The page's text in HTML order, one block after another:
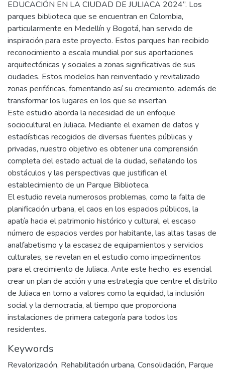
EDUCACIÓN EN LA CIUDAD DE JULIACA 2024”. Los
parques biblioteca que se encuentran en Colombia,
particularmente en Medellín y Bogotá, han servido de
inspiración para este proyecto. Estos parques han recibido
reconocimiento a escala mundial por sus aportaciones
arquitectónicas y sociales a zonas significativas de sus
ciudades. Estos modelos han reinventado y revitalizado
zonas periféricas, fomentando así su crecimiento, además de
transformar los lugares en los que se insertan.
Este estudio aborda la necesidad de un enfoque
sociocultural en Juliaca. Mediante el examen de datos y
estadísticas recogidos de diversas fuentes públicas y
privadas, nuestro objetivo es obtener una comprensión
completa del estado actual de la ciudad, señalando los
obstáculos y las perspectivas que justifican el
establecimiento de un Parque Biblioteca.
El estudio revela numerosos problemas, como la falta de
planificación urbana, el caos en los espacios públicos, la
apatía hacia el patrimonio histórico y cultural, el escaso
número de espacios verdes por habitante, las altas tasas de
analfabetismo y la escasez de equipamientos y servicios
culturales, se revelan en el estudio como impedimentos
para el crecimiento de Juliaca. Ante este hecho, es esencial
crear un plan de acción y una estrategia que centre el distrito
de Juliaca en torno a valores como la equidad, la inclusión
social y la democracia, al tiempo que proporciona
instalaciones de primera categoría para todos los
residentes.
Keywords
Revalorización, Rehabilitación urbana, Consolidación, Parque